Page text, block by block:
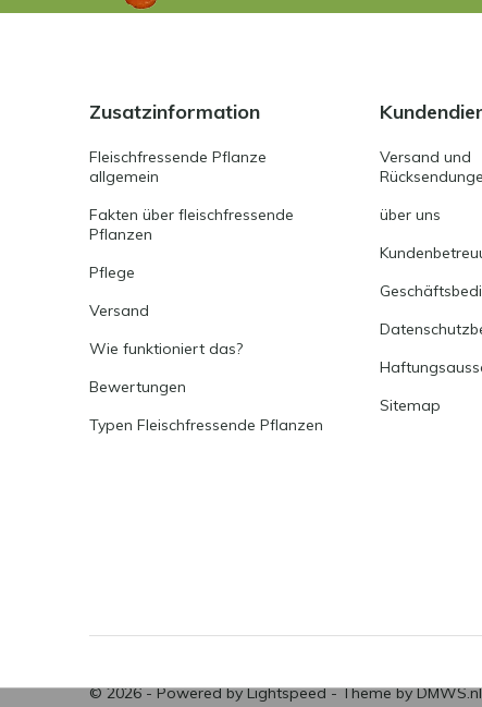
Zusatzinformation
Fleischfressende Pflanze
allgemein
Fakten über fleischfressende
Pflanzen
Pflege
Versand
Wie funktioniert das?
Bewertungen
Typen Fleischfressende Pflanzen
Versand und
über uns
Sitemap
© 2026 - Powered byLightspeed- Theme byDMWS.nl